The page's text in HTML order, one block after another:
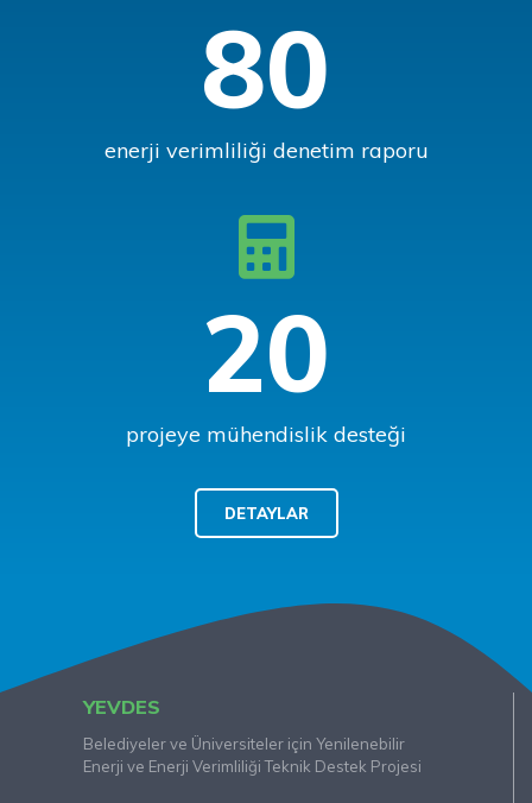
80
enerji verimliliği denetim raporu
20
projeye mühendislik desteği
DETAYLAR
YEVDES
Belediyeler ve Üniversiteler için Yenilenebilir
Enerji ve Enerji Verimliliği Teknik Destek Projesi